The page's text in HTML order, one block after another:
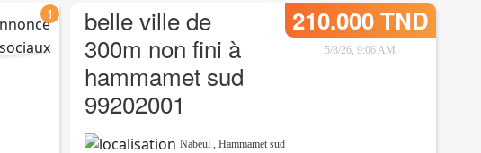
1
belle ville de
300m non fini à
hammamet sud
99202001
210.000 TND
5/8/26, 9:06 AM
Nabeul ,Hammamet sud